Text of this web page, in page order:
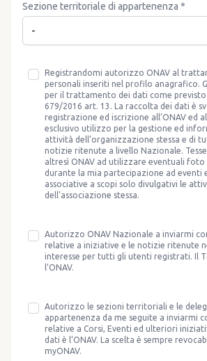
Sezione territoriale di appartenenza *
-
Registrandomi autorizzo ONAV al
personali inseriti nel profilo anagrafico.
per il trattamento dei dati come previsto
679/2016 art. 13. La raccolta dei dati è
registrazione ed iscrizione all’ONAV ed
esclusivo utilizzo per la gestione ed
attività dell’organizzazione stessa e di
notizie ritenute a livello Nazionale.
altresì ONAV ad utilizzare eventuali
durante la mia partecipazione ad eventi
associative a scopi solo divulgativi le
dell’associazione stessa.
Autorizzo ONAV Nazionale a inviarmi
relative a iniziative e le notizie ritenute
interesse per tutti gli utenti registrati. Il
l’ONAV.
Autorizzo le sezioni territoriali e le
appartenenza da me seguite a inviarmi
relative a Corsi, Eventi ed ulteriori
dati è l’ONAV. La scelta è sempre
myONAV.